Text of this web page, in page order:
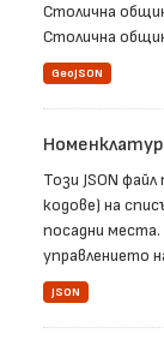
Столична
Столична
GeoJSON
Този JSON
кодове) на
посадни
управлението
JSON